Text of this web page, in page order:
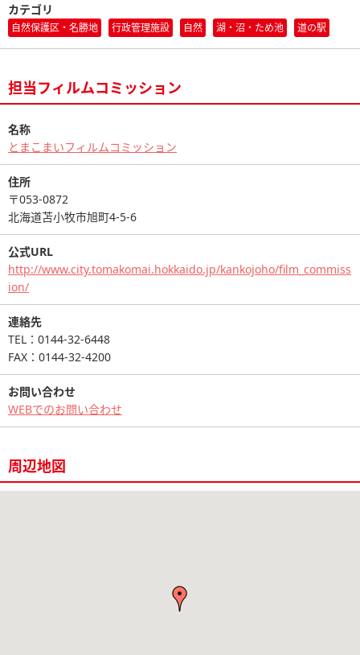
カテゴリ
自然保護区・名勝地 行政管理施設 自然 湖・沼・ため池 道の駅
担当フィルムコミッション
名称
とまこまいフィルムコミッション
住所
〒053-0872
北海道苫小牧市旭町4-5-6
公式URL
http://www.city.tomakomai.hokkaido.jp/kankojoho/film_commiss
ion/
連絡先
TEL：0144-32-6448
FAX：0144-32-4200
お問い合わせ
WEBでのお問い合わせ
周辺地図